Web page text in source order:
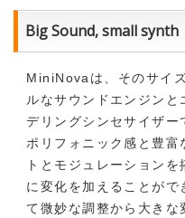
Big Sound, small synth
MiniNovaは、そのサイ
ルなサウンドエンジン
デリングシンセサイザ
ポリフォニック感と豊富
トとモジュレーション
に変化を加えることがで
て微妙な調整から大きな